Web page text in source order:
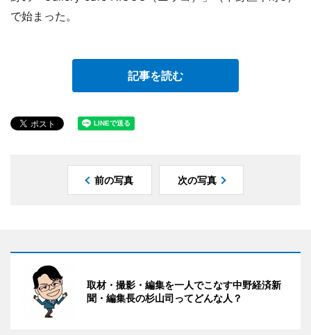
で始まった。
記事を読む
前の写真 次の写真
取材・撮影・編集を一人でこなす中野経済新
聞・編集長の杉山司ってどんな人？